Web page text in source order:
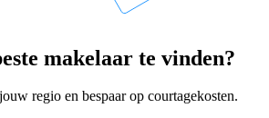
makelaar te vinden?
regio en bespaar op courtagekosten.